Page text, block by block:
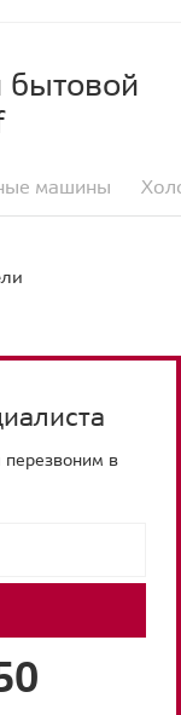
бытовой
машины
в